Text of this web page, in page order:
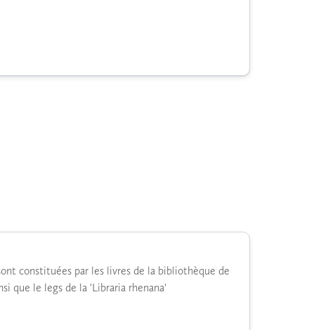
constituées par les livres de la bibliothèque de
que le legs de la 'Libraria rhenana'